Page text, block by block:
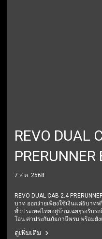
REVO DUAL
2019 ราคา
7 ส.ค. 2568
REVO DUAL CAB 2.4
บาท ออกง่ายเพียงใช้เงินแค่6บาท
ทั่วประเทศไทยอยู่บ้านเฉยๆรอรับ
โอน ค่าประกันภัยภาษีพรบ.พร้อมยั
สวยๆมีการรับประกันหลังการขาย
ตลอด 24 ชั่วโมง1 ปีเต็ม6 เดือนแร
ดูเพิ่มเติม